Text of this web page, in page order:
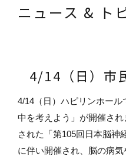
AVM専門外来
ニュース & ト
4/14（日）市
4/14（日）ハピリンホー
中を考えよう」が開催さ
された「第105回日本脳神
に伴い開催され、脳の病